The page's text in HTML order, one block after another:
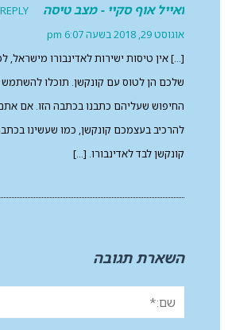
ואייל אוף סקיי - מצב טיסה
REPLY
אוגוסט 29, 2018 בשעה 6:07 pm
[…] אין טיסות ישירות לאדינבורו מישראל,
שלכם הן לטוס עם קונקשן. תוכלו
החיפוש שעליהם כתבנו בכתבה הזו. אם
להרכיב בעצמכם קונקשן, כמו שעשינו
קונקשן לבד לאדינבורו. […]
השארת תגובה
שם:*